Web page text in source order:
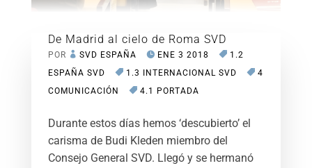
De Madrid al cielo de Roma SVD
POR SVD ESPAÑA ENE 3 2018
1.2
ESPAÑA SVD
1.3 INTERNACIONAL SVD
4
COMUNICACIÓN
4.1 PORTADA
Durante estos días hemos ‘descubierto’ el
carisma de Budi Kleden miembro del
Consejo General SVD. Llegó y se hermanó